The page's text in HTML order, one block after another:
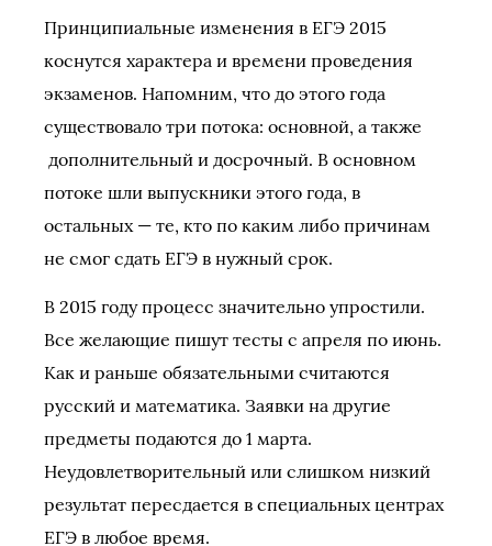
Принципиальные изменения в ЕГЭ 2015
коснутся характера и времени проведения
экзаменов. Напомним, что до этого года
существовало три потока: основной, а также
дополнительный и досрочный. В основном
потоке шли выпускники этого года, в
остальных — те, кто по каким либо причинам
не смог сдать ЕГЭ в нужный срок.
В 2015 году процесс значительно упростили.
Все желающие пишут тесты с апреля по июнь.
Как и раньше обязательными считаются
русский и математика. Заявки на другие
предметы подаются до 1 марта.
Неудовлетворительный или слишком низкий
результат пересдается в специальных центрах
ЕГЭ в любое время.